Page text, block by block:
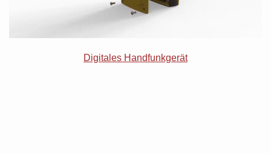
Digitales Handfunkgerät